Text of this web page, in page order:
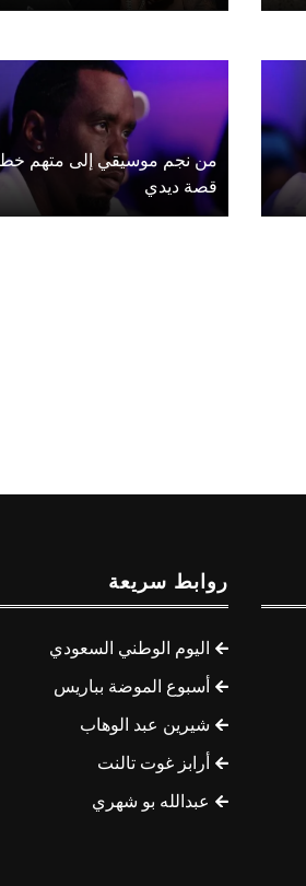
من نجم موسيقي إلى متهم
قصة ديدي
روابط سريعة
اليوم الوطني السعودي
أسبوع الموضة بباريس
شيرين عبد الوهاب
أرابز غوت تالنت
عبدالله بو شهري